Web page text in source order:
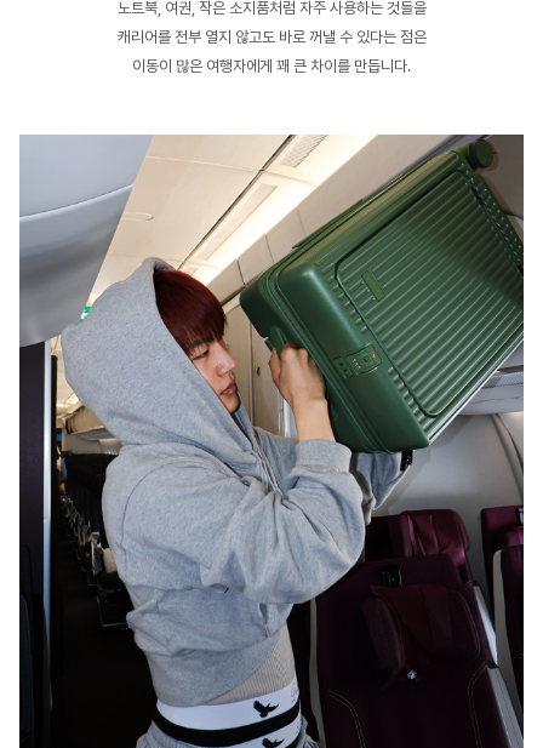
노트북, 여권, 작은 소지품처럼 자주 사용하는 것들을
캐리어를 전부 열지 않고도 바로 꺼낼 수 있다는 점은
이동이 많은 여행자에게 꽤 큰 차이를 만듭니다.